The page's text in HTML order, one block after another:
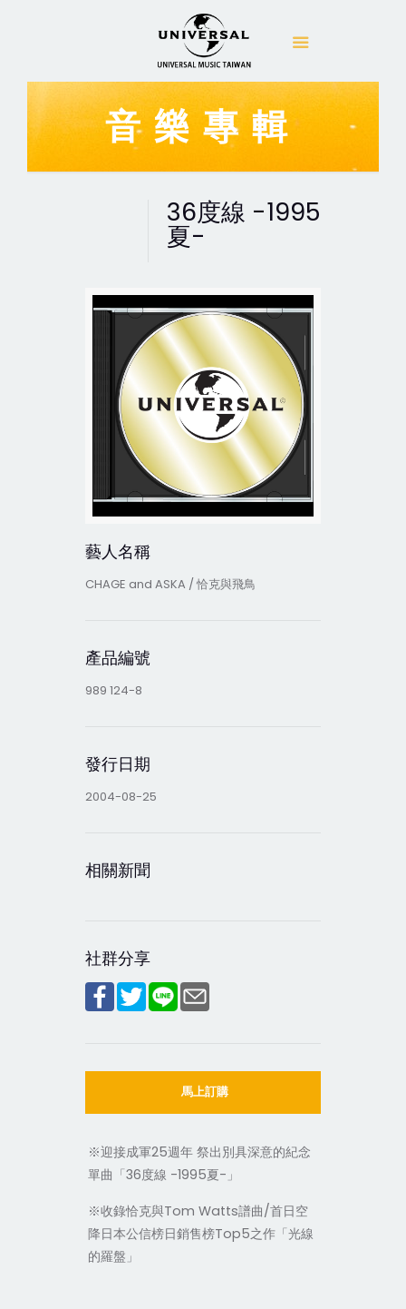
音樂專輯
36度線 -1995
夏-
藝人名稱
CHAGE and ASKA / 恰克與飛鳥
產品編號
989 124-8
發行日期
2004-08-25
相關新聞
社群分享
馬上訂購
※迎接成軍25週年 祭出別具深意的紀念
單曲「36度線 -1995夏-」
※收錄恰克與Tom Watts譜曲/首日空
降日本公信榜日銷售榜Top5之作「光線
的羅盤」